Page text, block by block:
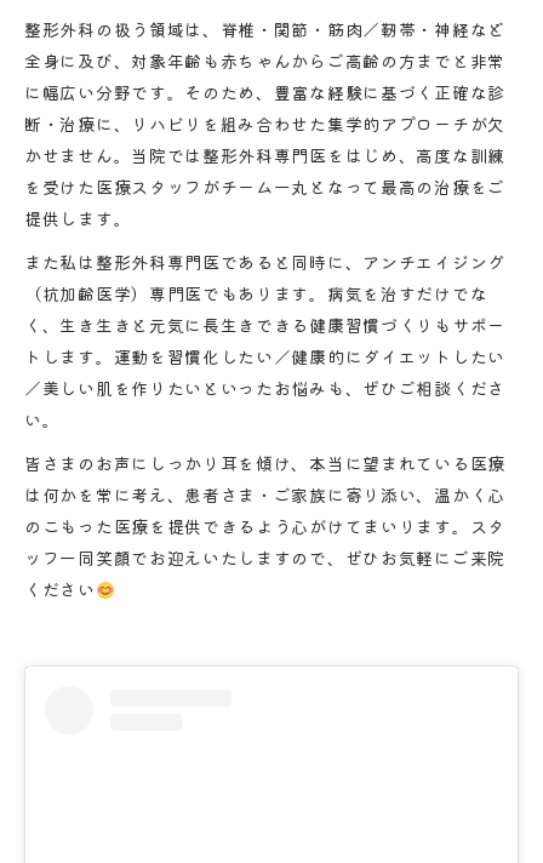
整形外科の扱う領域は、脊椎・関節・筋肉／靭帯・神経など
全身に及び、対象年齢も赤ちゃんからご高齢の方までと非常
に幅広い分野です。そのため、豊富な経験に基づく正確な診
断・治療に、リハビリを組み合わせた集学的アプローチが欠
かせません。当院では整形外科専門医をはじめ、高度な訓練
を受けた医療スタッフがチーム一丸となって最高の治療をご
提供します。
また私は整形外科専門医であると同時に、アンチエイジング
（抗加齢医学）専門医でもあります。病気を治すだけでな
く、生き生きと元気に長生きできる健康習慣づくりもサポー
トします。運動を習慣化したい／健康的にダイエットしたい
／美しい肌を作りたいといったお悩みも、ぜひご相談くださ
い。
皆さまのお声にしっかり耳を傾け、本当に望まれている医療
は何かを常に考え、患者さま・ご家族に寄り添い、温かく心
のこもった医療を提供できるよう心がけてまいります。スタ
ッフ一同笑顔でお迎えいたしますので、ぜひお気軽にご来院
ください